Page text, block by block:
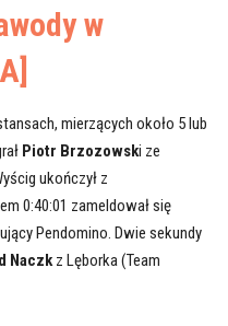
w
mierzących około 5 lub
Piotr Brzozowski ze
ukończył z
0:40:01 zameldował się
Pendomino. Dwie sekundy
Naczkz Lęborka (Team